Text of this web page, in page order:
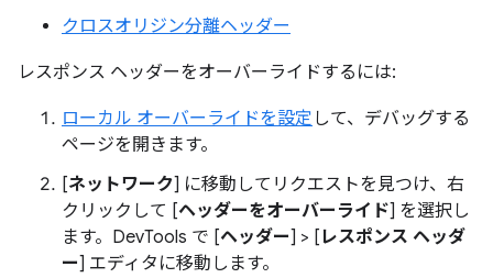
クロスオリジン分離ヘッダー
レスポンス ヘッダーをオーバーライドするには:
ローカル オーバーライドを設定 して、デバッグする
ページを開きます。
[ネットワーク] に移動してリクエストを見つけ、右
クリックして [ヘッダーをオーバーライド] を選択し
ます。DevTools で [ヘッダー] > [ レスポンス ヘッダ
ー] エディタに移動します。